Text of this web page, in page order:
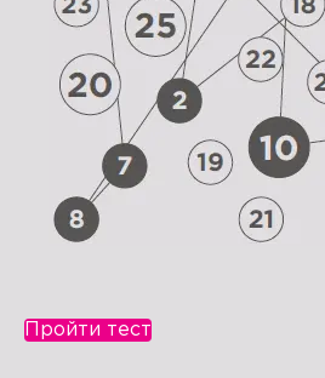
Пройти тест